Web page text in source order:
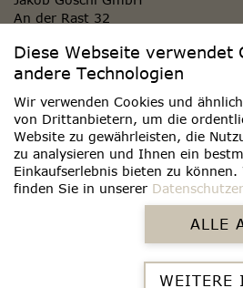
Diese Webseite verwendet
andere Technologien
Wir verwenden Cookies und
von Drittanbietern, um die
Website zu gewährleisten, die
zu analysieren und Ihnen ein
Einkaufserlebnis bieten zu
finden Sie in unserer
ALLE
WEITERE
An der Rast 32
GERMANY
KONTAKT
WIDERRUF